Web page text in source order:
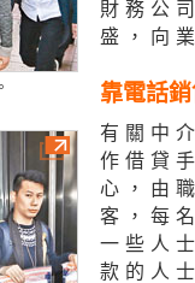
財務公
盛，向
靠電話
有關中
作借貸
心，由
客，每
一些人
款的人